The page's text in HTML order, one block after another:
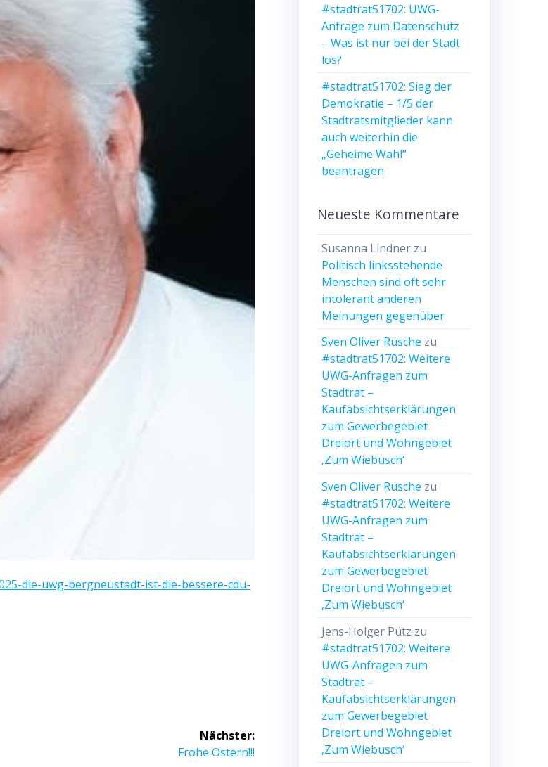
die-uwg-bergneustadt-ist-die-bessere-cdu-
Nächster:
Nächster
Frohe Ostern!!!
#stadtrat51702: UWG-
Anfrage zum Datenschutz
– Was ist nur bei der Stadt
los?
#stadtrat51702: Sieg der
Demokratie – 1/5 der
Stadtratsmitglieder kann
auch weiterhin die
„Geheime Wahl“
beantragen
Neueste Kommentare
Susanna Lindner zu
Politisch linksstehende
Menschen sind oft sehr
intolerant anderen
Meinungen gegenüber
Sven Oliver Rüsche zu
#stadtrat51702: Weitere
UWG-Anfragen zum
Stadtrat –
Kaufabsichtserklärungen
zum Gewerbegebiet
Dreiort und Wohngebiet
‚Zum Wiebusch‘
Sven Oliver Rüsche zu
#stadtrat51702: Weitere
UWG-Anfragen zum
Stadtrat –
Kaufabsichtserklärungen
zum Gewerbegebiet
Dreiort und Wohngebiet
‚Zum Wiebusch‘
Jens-Holger Pütz zu
#stadtrat51702: Weitere
UWG-Anfragen zum
Stadtrat –
Kaufabsichtserklärungen
zum Gewerbegebiet
Dreiort und Wohngebiet
‚Zum Wiebusch‘